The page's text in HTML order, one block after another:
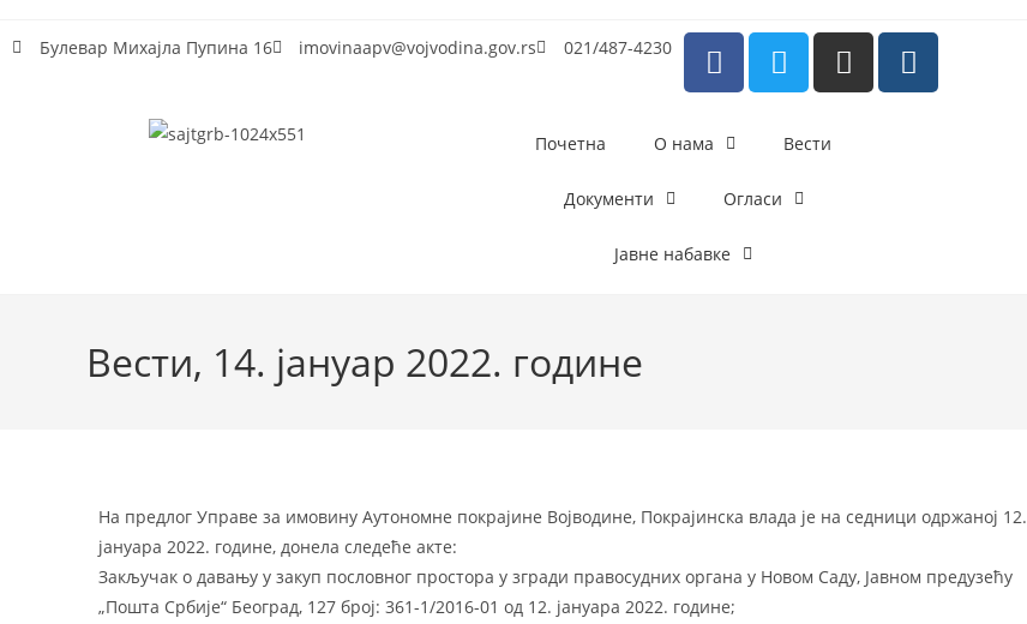
Булeвар Михајла Пупина 16 imovinaapv@vojvodina.gov.rs 021/487-4230
Почетна О нама Вести
Документи Огласи
Јавне набавке
Вести, 14. јануар 2022. године
На предлог Управе за имовину Аутономне покрајине Војводине, Покрајинска влада је на седници одржаној 12.
јануара 2022. године, донела следеће акте:
Закључак о давању у закуп пословног простора у згради правосудних органа у Новом Саду, Јавном предузећу
„Пошта Србије“ Београд, 127 број: 361-1/2016-01 од 12. јануара 2022. године;